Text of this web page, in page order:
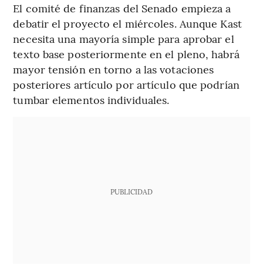
El comité de finanzas del Senado empieza a
debatir el proyecto el miércoles. Aunque Kast
necesita una mayoría simple para aprobar el
texto base posteriormente en el pleno, habrá
mayor tensión en torno a las votaciones
posteriores artículo por artículo que podrían
tumbar elementos individuales.
PUBLICIDAD